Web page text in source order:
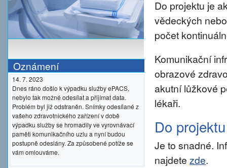
Oznámení
14. 7. 2023
Dnes ráno došlo k výpadku služby ePACS,
nebylo tak možné odesílat a přijímat data.
Problém byl již odstraněn. Snímky odesílané z
vašeho zdravotnického zařízení v době
výpadku služby se hromadily ve vyrovnávací
paměti komunikačního uzlu a nyní budou
postupně odeslány. Za způsobené potíže se
vám omlouváme.
Do projektu je
vědeckých
počet
Komunikační
obrazové
akutní lůžkové
lékaři.
Do
Je to snadné.
najdete zde.